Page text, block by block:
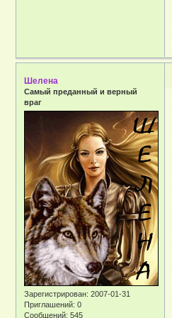
Шелена
Самый преданный и верный
враг
Зарегистрирован: 2007-01-31
Приглашений: 0
Сообщений: 545